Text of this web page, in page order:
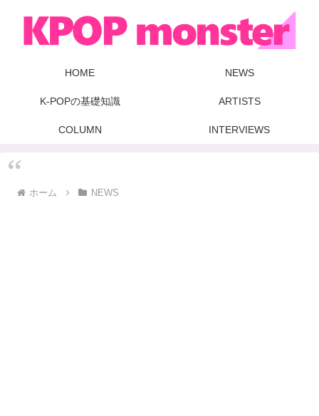
HOME NEWS
K-POPの基礎知識 ARTISTS
COLUMN INTERVIEWS
ホーム NEWS